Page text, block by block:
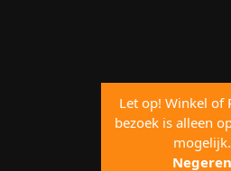
Let op! Winkel of
bezoek is alleen
mogelijk.
Negeren